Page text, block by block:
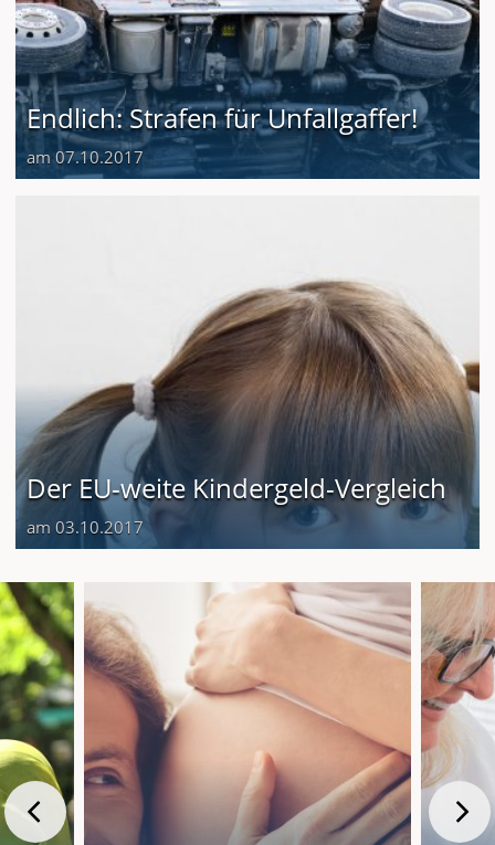
Endlich: Strafen für Unfallgaffer!
am 07.10.2017
Der EU-weite Kindergeld-Vergleich
am 03.10.2017